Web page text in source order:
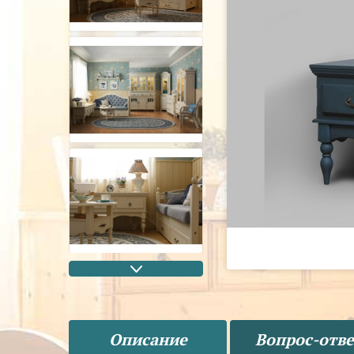
Описание Вопрос-